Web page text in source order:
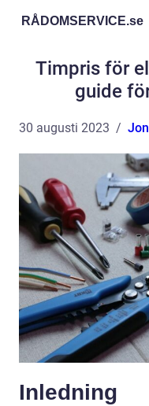
RÅDOMSERVICE.se
Timpris för
guide
30 augusti 2023
Inledning